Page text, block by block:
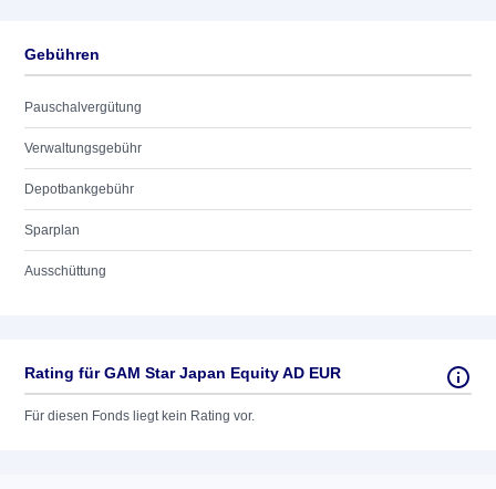
Gebühren
Pauschalvergütung
Verwaltungsgebühr
Depotbankgebühr
Sparplan
Ausschüttung
Rating für GAM Star Japan Equity AD EUR
Für diesen Fonds liegt kein Rating vor.